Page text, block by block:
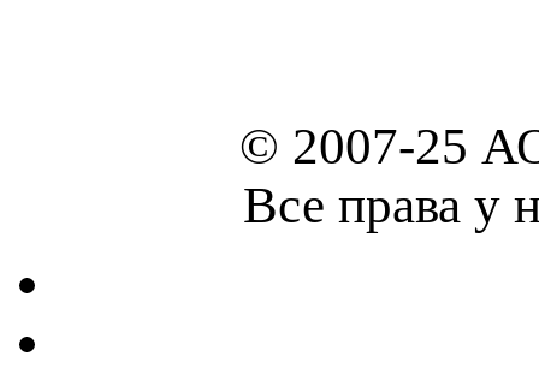
© 2007-25
Все права у